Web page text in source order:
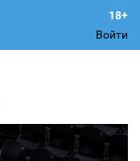
Войти